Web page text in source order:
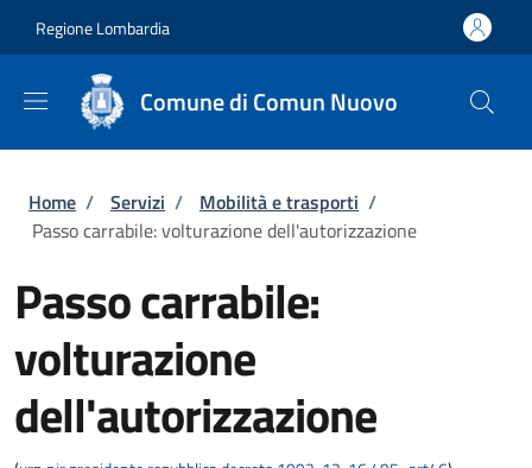
Regione Lombardia
Comune di Comun Nuovo
Briciole di pane
Home / Servizi / Mobilità e trasporti /
Passo carrabile: volturazione dell'autorizzazione
Passo carrabile:
volturazione
dell'autorizzazione